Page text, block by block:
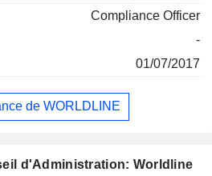
Compliance Officer
-
01/07/2017
de WORLDLINE
d'Administration: Worldline